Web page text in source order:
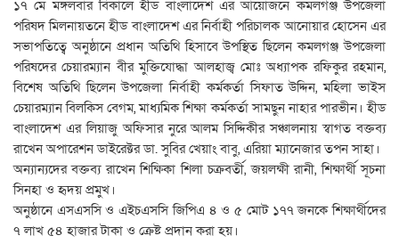
১৭ মে মঙ্গলবার বিকালে হীড বাংলাদেশ এর আয়োজনে কমলগঞ্জ উপজেলা
পরিষদ মিলনায়তনে হীড বাংলাদেশ এর নির্বাহী পরিচালক আনোয়ার হোসেন এর
সভাপতিত্বে অনুষ্ঠানে প্রধান অতিথি হিসাবে উপস্থিত ছিলেন কমলগঞ্জ উপজেলা
পরিষদের চেয়ারম্যান বীর মুক্তিযোদ্ধা আলহাজ্ব মোঃ অধ্যাপক রফিকুর রহমান,
বিশেষ অতিথি ছিলেন উপজেলা নির্বাহী কর্মকর্তা সিফাত উদ্দিন, মহিলা ভাইস
চেয়ারম্যান বিলকিস বেগম, মাধ্যমিক শিক্ষা কর্মকর্তা সামছুন নাহার পারভীন। হীড
বাংলাদেশ এর লিয়াজু অফিসার নুরে আলম সিদ্দিকীর সঞ্চালনায় স্বাগত বক্তব্য
রাখেন অপারেশন ডাইরেক্টর ডা. সুবির খেয়াং বাবু, এরিয়া ম্যানেজার তপন সাহা।
অন্যান্যদের বক্তব্য রাখেন শিক্ষিকা শিলা চক্রবর্তী, জয়লক্ষী রানী, শিক্ষার্থী সূচনা
সিনহা ও হৃদয় প্রমুখ।
অনুষ্ঠানে এসএসসি ও এইচএসসি জিপিএ ৪ ও ৫ মোট ১৭৭ জনকে শিক্ষার্থীদের
৭ লাখ ৫৪ হাজার টাকা ও ক্রেষ্ট প্রদান করা হয়।